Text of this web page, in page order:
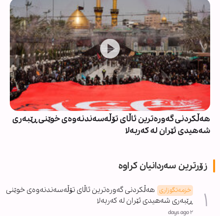
هەڵکردنی گەورەترین ئاڵای تۆڵەسەندنەوەی خوێنی ڕێبەری
شەهیدی ئێران لە کەربەلا
زۆرترین سەردانیان کراوە
خزمەتگوزاری هەڵکردنی گەورەترین ئاڵای تۆڵەسەندنەوەی خوێنی
ڕێبەری شەهیدی ئێران لە کەربەلا
٢ days ago